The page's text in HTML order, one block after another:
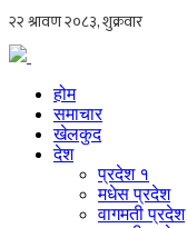
होम
समाचार
खेलकुद
देश
प्रदेश १
मधेस प्रदेश
वागमती प्रदेश